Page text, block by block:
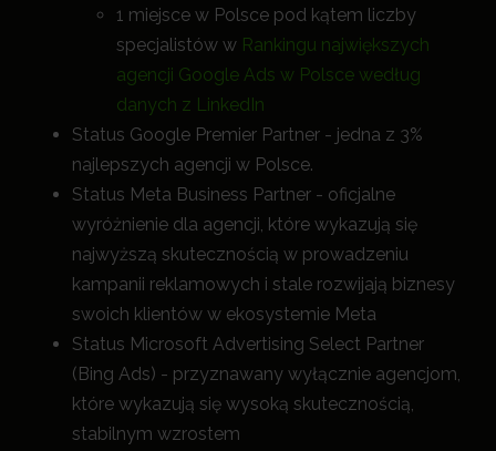
1 miejsce w Polsce pod kątem liczby
specjalistów w Rankingu największych
agencji Google Ads w Polsce według
danych z LinkedIn
Status Google Premier Partner - jedna z 3%
najlepszych agencji w Polsce.
Status Meta Business Partner - oficjalne
wyróżnienie dla agencji, które wykazują się
najwyższą skutecznością w prowadzeniu
kampanii reklamowych i stale rozwijają biznesy
swoich klientów w ekosystemie Meta
Status Microsoft Advertising Select Partner
(Bing Ads) - przyznawany wyłącznie agencjom,
które wykazują się wysoką skutecznością,
stabilnym wzrostem